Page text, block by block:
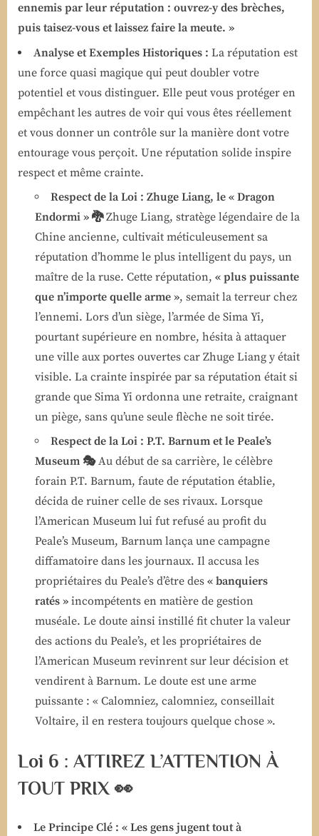
ennemis par leur réputation : ouvrez-y des brèches,
puis taisez-vous et laissez faire la meute. »
Analyse et Exemples Historiques : La réputation est
une force quasi magique qui peut doubler votre
potentiel et vous distinguer. Elle peut vous protéger en
empêchant les autres de voir qui vous êtes réellement
et vous donner un contrôle sur la manière dont votre
entourage vous perçoit. Une réputation solide inspire
respect et même crainte.
Respect de la Loi : Zhuge Liang, le « Dragon
Endormi » 🐉Zhuge Liang, stratège légendaire de la
Chine ancienne, cultivait méticuleusement sa
réputation d’homme le plus intelligent du pays, un
maître de la ruse. Cette réputation, « plus puissante
que n’importe quelle arme », semait la terreur chez
l’ennemi. Lors d’un siège, l’armée de Sima Yi,
pourtant supérieure en nombre, hésita à attaquer
une ville aux portes ouvertes car Zhuge Liang y était
visible. La crainte inspirée par sa réputation était si
grande que Sima Yi ordonna une retraite, craignant
un piège, sans qu’une seule flèche ne soit tirée.
Respect de la Loi : P.T. Barnum et le Peale’s
Museum 🎭Au début de sa carrière, le célèbre
forain P.T. Barnum, faute de réputation établie,
décida de ruiner celle de ses rivaux. Lorsque
l’American Museum lui fut refusé au profit du
Peale’s Museum, Barnum lança une campagne
diffamatoire dans les journaux. Il accusa les
propriétaires du Peale’s d’être des « banquiers
ratés » incompétents en matière de gestion
muséale. Le doute ainsi instillé fit chuter la valeur
des actions du Peale’s, et les propriétaires de
l’American Museum revinrent sur leur décision et
vendirent à Barnum. Le doute est une arme
puissante : « Calomniez, calomniez, conseillait
Voltaire, il en restera toujours quelque chose ».
Loi 6 : ATTIREZ L’ATTENTION À
TOUT PRIX 👀
Le Principe Clé : « Les gens jugent tout à